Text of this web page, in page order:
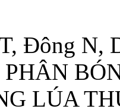
Đông N,
LÚA